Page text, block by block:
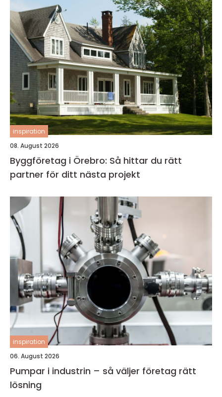
inspiration
08. August 2026
Byggföretag i Örebro: Så hittar du rätt
partner för ditt nästa projekt
inspiration
06. August 2026
Pumpar i industrin – så väljer företag rätt
lösning